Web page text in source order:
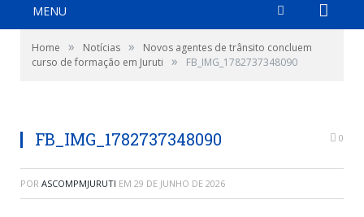
MENU
Home » Notícias »
Novos agentes de trânsito concluem
curso de formação em Juruti
» FB_IMG_1782737348090
FB_IMG_1782737348090 0
POR ASCOMPMJURUTI EM 29 DE JUNHO DE 2026